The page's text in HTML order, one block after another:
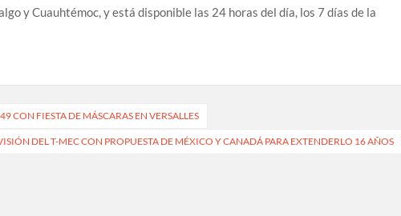
y Cuauhtémoc, y está disponible las 24 horas del día, los 7 días de la
CON FIESTA DE MÁSCARAS EN VERSALLES
DEL T-MEC CON PROPUESTA DE MÉXICO Y CANADÁ PARA EXTENDERLO 16 AÑOS